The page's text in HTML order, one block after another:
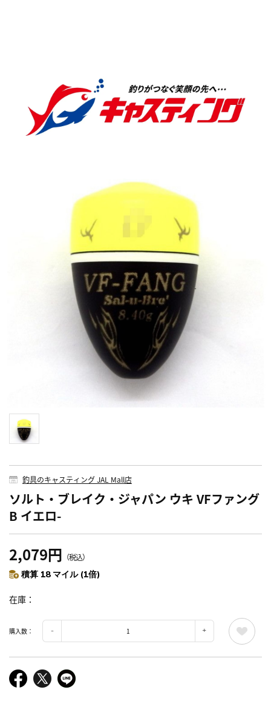
釣具のキャスティング JAL Mall店
ソルト・ブレイク・ジャパン ウキ VFファング
B イエロ-
2,079円 （税込）
積算 18 マイル (1倍)
在庫
購入数：